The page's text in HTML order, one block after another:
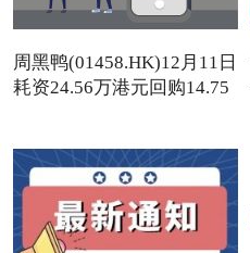
周黑鸭(01458.HK)12月11日
耗资24.56万港元回购14.75